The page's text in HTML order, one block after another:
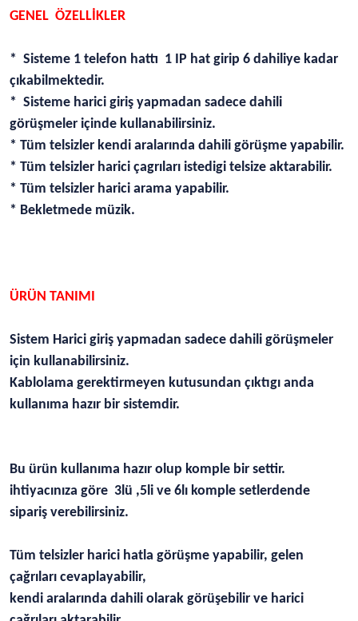
GENEL ÖZELLİKLER
* Sisteme 1 telefon hattı 1 IP hat girip 6 dahiliye kadar
çıkabilmektedir.
* Sisteme harici giriş yapmadan sadece dahili
görüşmeler içinde kullanabilirsiniz.
* Tüm telsizler kendi aralarında dahili görüşme yapabilir.
* Tüm telsizler harici çagrıları istedigi telsize aktarabilir.
* Tüm telsizler harici arama yapabilir.
* Bekletmede müzik.
ÜRÜN TANIMI
Sistem Harici giriş yapmadan sadece dahili görüşmeler
için kullanabilirsiniz.
Kablolama gerektirmeyen kutusundan çıktıgı anda
kullanıma hazır bir sistemdir.
Bu ürün kullanıma hazır olup komple bir settir.
ihtiyacınıza göre 3lü ,5li ve 6lı komple setlerdende
sipariş verebilirsiniz.
Tüm telsizler harici hatla görüşme yapabilir, gelen
çağrıları cevaplayabilir,
kendi aralarında dahili olarak görüşebilir ve harici